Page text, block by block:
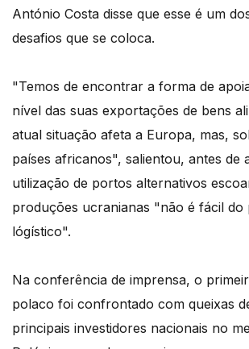
António Costa disse que esse é um
desafios que se coloca.
"Temos de encontrar a forma de
nível das suas exportações de bens
atual situação afeta a Europa, mas,
países africanos", salientou, antes de
utilização de portos alternativos
produções ucranianas "não é fácil do
lógístico".
Na conferência de imprensa, o
polaco foi confrontado com queixas
principais investidores nacionais no